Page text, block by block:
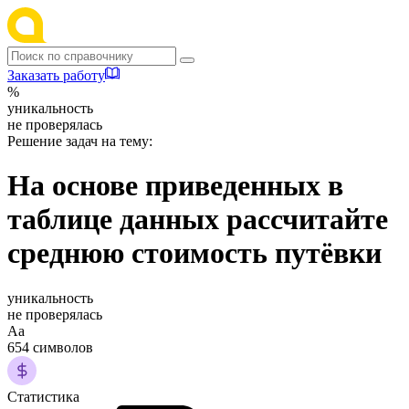
Заказать работу
%
уникальность
не проверялась
Решение задач на тему:
На основе приведенных в
таблице данных рассчитайте
среднюю стоимость путёвки
уникальность
не проверялась
Аа
654 символов
Статистика